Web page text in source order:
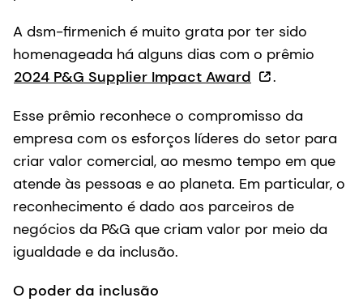
A dsm-firmenich é muito grata por ter sido
homenageada há alguns dias com o prêmio
2024 P&G Supplier Impact Award
.
Esse prêmio reconhece o compromisso da
empresa com os esforços líderes do setor para
criar valor comercial, ao mesmo tempo em que
atende às pessoas e ao planeta. Em particular, o
reconhecimento é dado aos parceiros de
negócios da P&G que criam valor por meio da
igualdade e da inclusão.
O poder da inclusão